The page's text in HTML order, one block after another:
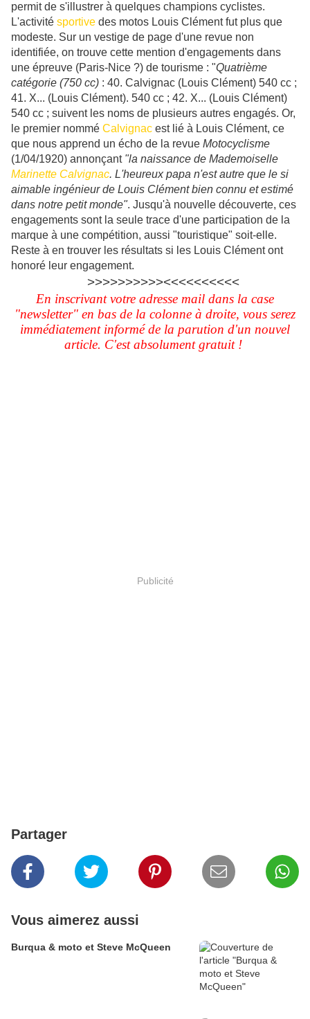
permit de s'illustrer à quelques champions cyclistes.
L'activité sportive des motos Louis Clément fut plus que
modeste. Sur un vestige de page d'une revue non
identifiée, on trouve cette mention d'engagements dans
une épreuve (Paris-Nice ?) de tourisme : "Quatrième
catégorie (750 cc) : 40. Calvignac (Louis Clément) 540 cc ;
41. X... (Louis Clément). 540 cc ; 42. X... (Louis Clément)
540 cc ; suivent les noms de plusieurs autres engagés. Or,
le premier nommé Calvignac est lié à Louis Clément, ce
que nous apprend un écho de la revue Motocyclisme
(1/04/1920) annonçant "la naissance de Mademoiselle
Marinette Calvignac. L'heureux papa n'est autre que le si
aimable ingénieur de Louis Clément bien connu et estimé
dans notre petit monde". Jusqu'à nouvelle découverte, ces
engagements sont la seule trace d'une participation de la
marque à une compétition, aussi "touristique" soit-elle.
Reste à en trouver les résultats si les Louis Clément ont
honoré leur engagement.
>>>>>>>>>><<<<<<<<<<
En inscrivant votre adresse mail dans la case
"newsletter" en bas de la colonne à droite, vous serez
immédiatement informé de la parution d'un nouvel
article. C'est absolument gratuit !
Publicité
Partager
Vous aimerez aussi
Burqua & moto et Steve McQueen